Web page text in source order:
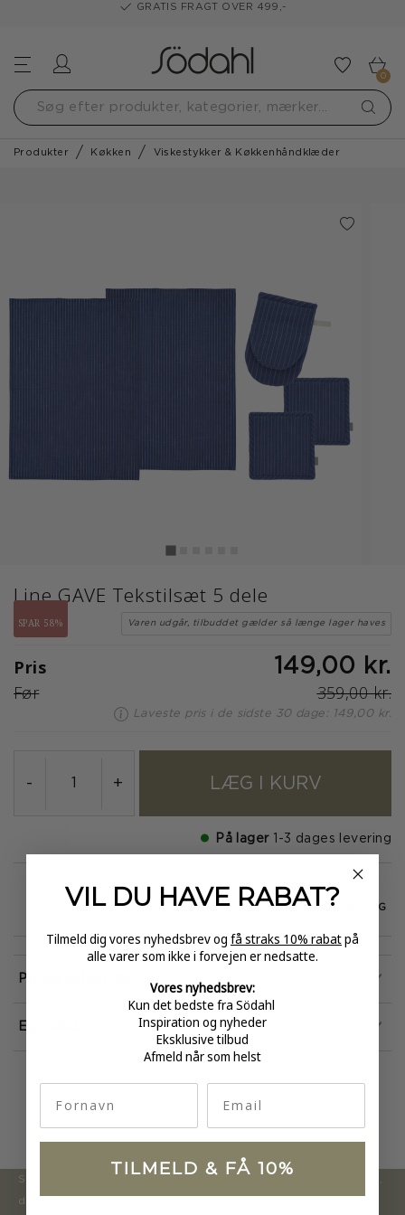
GRATIS FRAGT OVER 499,-
Tilføj
0
Produkter Køkken Viskestykker & Køkkenhåndklæder
Line GAVE Tekstilsæt 5 dele
SPAR 58% Varen udgår, tilbuddet gælder så længe lager haves
Pris 149,00 kr.
Før 359,00 kr.
Laveste pris i de sidste 30 dage: 149,00 kr.
- + LÆG I KURV
På lager 1-3 dages levering
GRATIS FRAGT
E-MÆRKET
HURTIG LEVERING
Egenskaber
Produktinformation
Södahl ønsker at tilbyde en moderne og attraktiv kollektion,
der inspirerer forbrugerne til at forny deres hjem.
VIL DU HAVE RABAT?
Tilmeld dig vores nyhedsbrev og få straks 10% rabatpå
alle varer som ikke i forvejen er nedsatte.
Vores nyhedsbrev:
Kun det bedste fra Södahl
Inspiration og nyheder
Eksklusive tilbud
Afmeld når som helst
TILMELD & FÅ 10%